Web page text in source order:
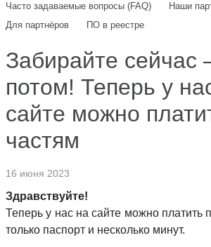
Часто задаваемые вопросы (FAQ)
Наши
Для партнёров
ПО в реестре
Забирайте сейчас
потом! Теперь у
сайте можно
частям
16 июня 2023
Здравствуйте!
Теперь у нас на сайте можно
только паспорт и несколько минут.